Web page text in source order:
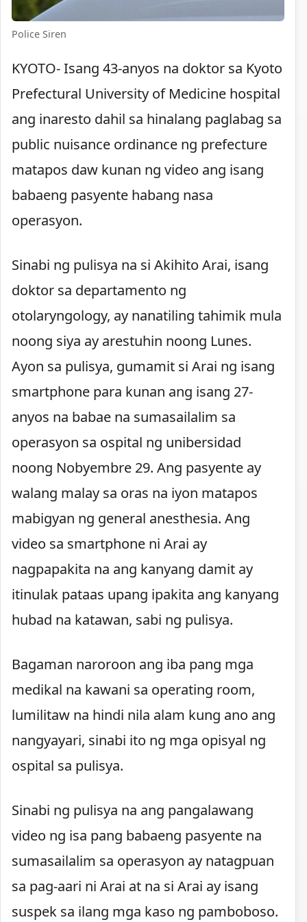
Police Siren
KYOTO- Isang 43-anyos na doktor sa Kyoto
Prefectural University of Medicine hospital
ang inaresto dahil sa hinalang paglabag sa
public nuisance ordinance ng prefecture
matapos daw kunan ng video ang isang
babaeng pasyente habang nasa
operasyon.
Sinabi ng pulisya na si Akihito Arai, isang
doktor sa departamento ng
otolaryngology, ay nanatiling tahimik mula
noong siya ay arestuhin noong Lunes.
Ayon sa pulisya, gumamit si Arai ng isang
smartphone para kunan ang isang 27-
anyos na babae na sumasailalim sa
operasyon sa ospital ng unibersidad
noong Nobyembre 29. Ang pasyente ay
walang malay sa oras na iyon matapos
mabigyan ng general anesthesia. Ang
video sa smartphone ni Arai ay
nagpapakita na ang kanyang damit ay
itinulak pataas upang ipakita ang kanyang
hubad na katawan, sabi ng pulisya.
Bagaman naroroon ang iba pang mga
medikal na kawani sa operating room,
lumilitaw na hindi nila alam kung ano ang
nangyayari, sinabi ito ng mga opisyal ng
ospital sa pulisya.
Sinabi ng pulisya na ang pangalawang
video ng isa pang babaeng pasyente na
sumasailalim sa operasyon ay natagpuan
sa pag-aari ni Arai at na si Arai ay isang
suspek sa ilang mga kaso ng pamboboso.